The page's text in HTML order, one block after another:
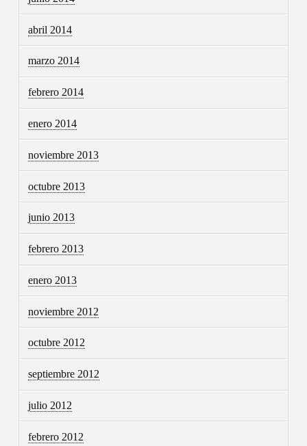
abril 2014
marzo 2014
febrero 2014
enero 2014
noviembre 2013
octubre 2013
junio 2013
febrero 2013
enero 2013
noviembre 2012
octubre 2012
septiembre 2012
julio 2012
febrero 2012